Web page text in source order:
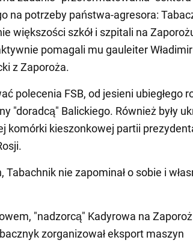
na potrzeby państwa-agresora:
większości szkół i szpitali na
pomagali mu gauleiter
z Zaporoża.
polecenia FSB, od jesieni ubiegłego
"doradcą" Balickiego. Również były
komórki kieszonkowej partii
Tabachnik nie zapominał o sobie i
"nadzorcą" Kadyrowa na
zorganizował eksport maszyn